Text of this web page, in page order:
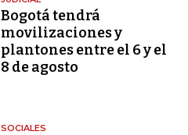
Bogotá tendrá
movilizaciones y
plantones entre el 6 y el
8 de agosto
SOCIALES